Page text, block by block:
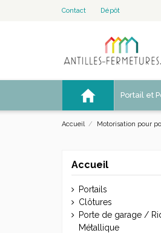
Contact Dépôt
Portail et
Accueil Motorisation pour
Accueil
Portails
Clôtures
Porte de garage /
Métallique